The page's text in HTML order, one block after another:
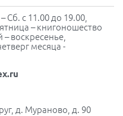
Сб. с 11.00 до 19.00,
– книгоношество
воскресенье,
месяца -
д. Мураново, д. 90